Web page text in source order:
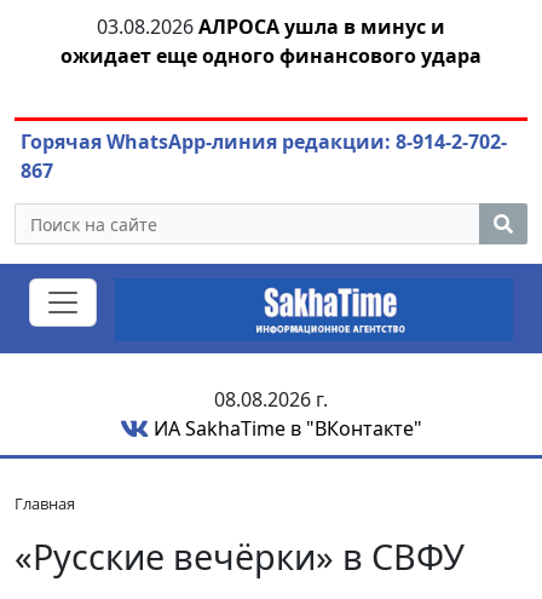
03.08.2026АЛРОСА ушла в минус и
ожидает еще одного финансового удара
Горячая WhatsApp-линия редакции: 8-914-2-702-
867
08.08.2026 г.
ИА SakhaTime в "ВКонтакте"
Главная
«Русские вечёрки» в СВФУ